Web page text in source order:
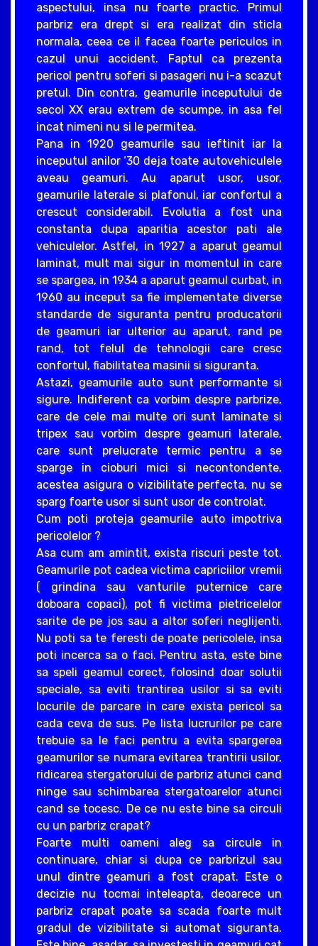
aspectului, insa nu foarte practic. Primul
parbriz era drept si era realizat din sticla
normala, ceea ce il facea foarte periculos in
cazul unui accident. Faptul ca prezenta
pericol pentru soferi si pasageri nu i-a scazut
pretul. Din contra, geamurile inceputului de
secol XX erau extrem de scumpe, in asa fel
incat nimeni nu si le permitea.
Pana in 1920 geamurile sau ieftinit iar la
inceputul anilor ‘30 deja toate autovehiculele
aveau geamuri. Au aparut usor, usor,
geamurile laterale si plafonul, iar confortul a
crescut considerabil. Evolutia a fost una
constanta dupa aparitia acestor pati ale
vehiculelor. Astfel, in 1927 a aparut geamul
laminat, mult mai sigur in momentul in care
se spargea, in 1934 a aparut geamul curbat, in
1960 au inceput sa fie implementate diverse
standarde de siguranta pentru producatorii
de geamuri iar ulterior au aparut, rand pe
rand, tot felul de tehnologii care cresc
confortul, fiabilitatea masinii si siguranta.
Astazi, geamurile auto sunt performante si
sigure. Indiferent ca vorbim despre parbrize,
care de cele mai multe ori sunt laminate si
tripex sau vorbim despre geamuri laterale,
care sunt prelucrate termic pentru a se
sparge in cioburi mici si necontondente,
acestea asigura o vizibilitate perfecta, nu se
sparg foarte usor si sunt usor de controlat.
Cum poti proteja geamurile auto impotriva
pericolelor ?
Asa cum am amintit, exista riscuri peste tot.
Geamurile pot cadea victima capriciilor vremii
( grindina sau vanturile puternice care
doboara copaci), pot fi victima pietricelelor
sarite de pe jos sau a altor soferi neglijenti.
Nu poti sa te feresti de poate pericolele, insa
poti incerca sa o faci. Pentru asta, este bine
sa speli geamul corect, folosind doar solutii
speciale, sa eviti trantirea usilor si sa eviti
locurile de parcare in care exista pericol sa
cada ceva de sus. Pe lista lucrurilor pe care
trebuie sa le faci pentru a evita spargerea
geamurilor se numara evitarea trantirii usilor,
ridicarea stergatorului de parbriz atunci cand
ninge sau schimbarea stergatoarelor atunci
cand se tocesc. De ce nu este bine sa circuli
cu un parbriz crapat?
Foarte multi oameni aleg sa circule in
continuare, chiar si dupa ce parbrizul sau
unul dintre geamuri a fost crapat. Este o
decizie nu tocmai inteleapta, deoarece un
parbriz crapat poate sa scada foarte mult
gradul de vizibilitate si automat siguranta.